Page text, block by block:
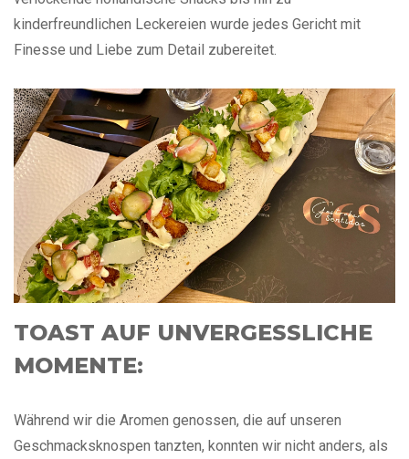
kinderfreundlichen Leckereien wurde jedes Gericht mit
Finesse und Liebe zum Detail zubereitet.
TOAST AUF UNVERGESSLICHE
MOMENTE:
Während wir die Aromen genossen, die auf unseren
Geschmacksknospen tanzten, konnten wir nicht anders, als